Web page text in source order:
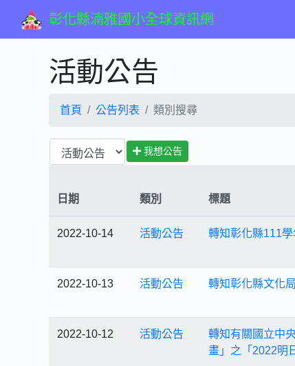
彰化縣湳雅國小全球資訊網
活動公告
首頁 公告列表 類別搜尋
我想公告
日期 類別 標題
2022-10-14 活動公告 轉知彰化縣111
2022-10-13 活動公告 轉知彰化縣文化
2022-10-12 活動公告
轉知有關國立中
畫」之「2022明